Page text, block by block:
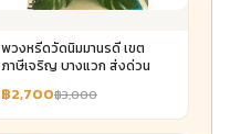
พวงหรีดวัดนิมมานรดี เขต
ภาษีเจริญ บางแวก ส่งด่วน
฿2,700฿3,000